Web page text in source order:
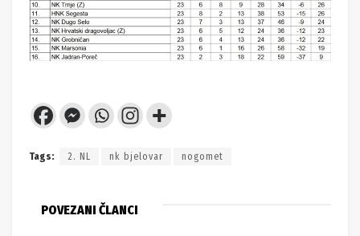
Tags: 2. NL nk bjelovar nogomet
POVEZANI ČLANCI